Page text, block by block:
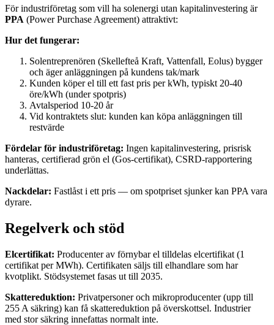
För industriföretag som vill ha solenergi utan kapitalinvestering är
PPA (Power Purchase Agreement) attraktivt:
Hur det fungerar:
Solentreprenören (Skellefteå Kraft, Vattenfall, Eolus) bygger
och äger anläggningen på kundens tak/mark
Kunden köper el till ett fast pris per kWh, typiskt 20-40
öre/kWh (under spotpris)
Avtalsperiod 10-20 år
Vid kontraktets slut: kunden kan köpa anläggningen till
restvärde
Fördelar för industriföretag: Ingen kapitalinvestering, prisrisk
hanteras, certifierad grön el (Gos-certifikat), CSRD-rapportering
underlättas.
Nackdelar: Fastlåst i ett pris — om spotpriset sjunker kan PPA vara
dyrare.
Regelverk och stöd
Elcertifikat: Producenter av förnybar el tilldelas elcertifikat (1
certifikat per MWh). Certifikaten säljs till elhandlare som har
kvotplikt. Stödsystemet fasas ut till 2035.
Skattereduktion: Privatpersoner och mikroproducenter (upp till
255 A säkring) kan få skattereduktion på överskottsel. Industrier
med stor säkring innefattas normalt inte.